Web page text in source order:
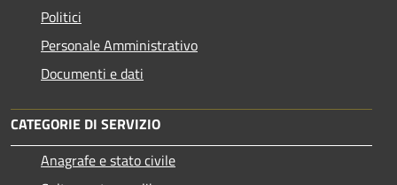
Politici
Personale Amministrativo
Documenti e dati
CATEGORIE DI SERVIZIO
Anagrafe e stato civile